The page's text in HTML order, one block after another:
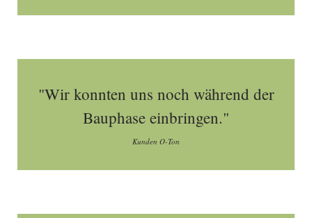
"Wir konnten uns noch während der
Bauphase einbringen."
Kunden O-Ton